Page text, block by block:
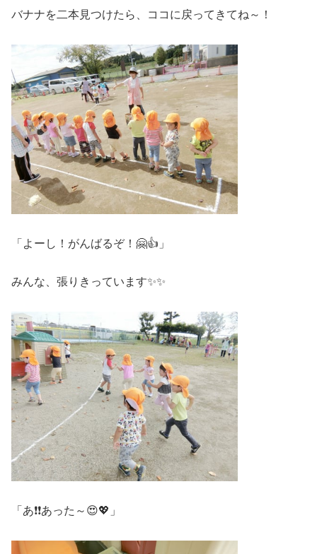
バナナを二本見つけたら、ココに戻ってきてね～！
「よーし！がんばるぞ！🤗👍」
みんな、張りきっています✨✨
「あ❗❗あった～😍💖」